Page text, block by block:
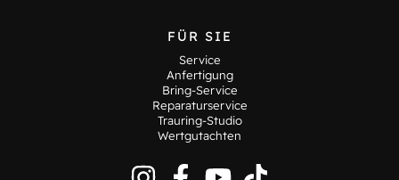
FÜR SIE
Service
Anfertigung
Bring-Service
Reparaturservice
Trauring-Studio
Wertgutachten